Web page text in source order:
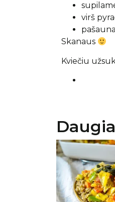
virš
Skanaus
Kviečiu